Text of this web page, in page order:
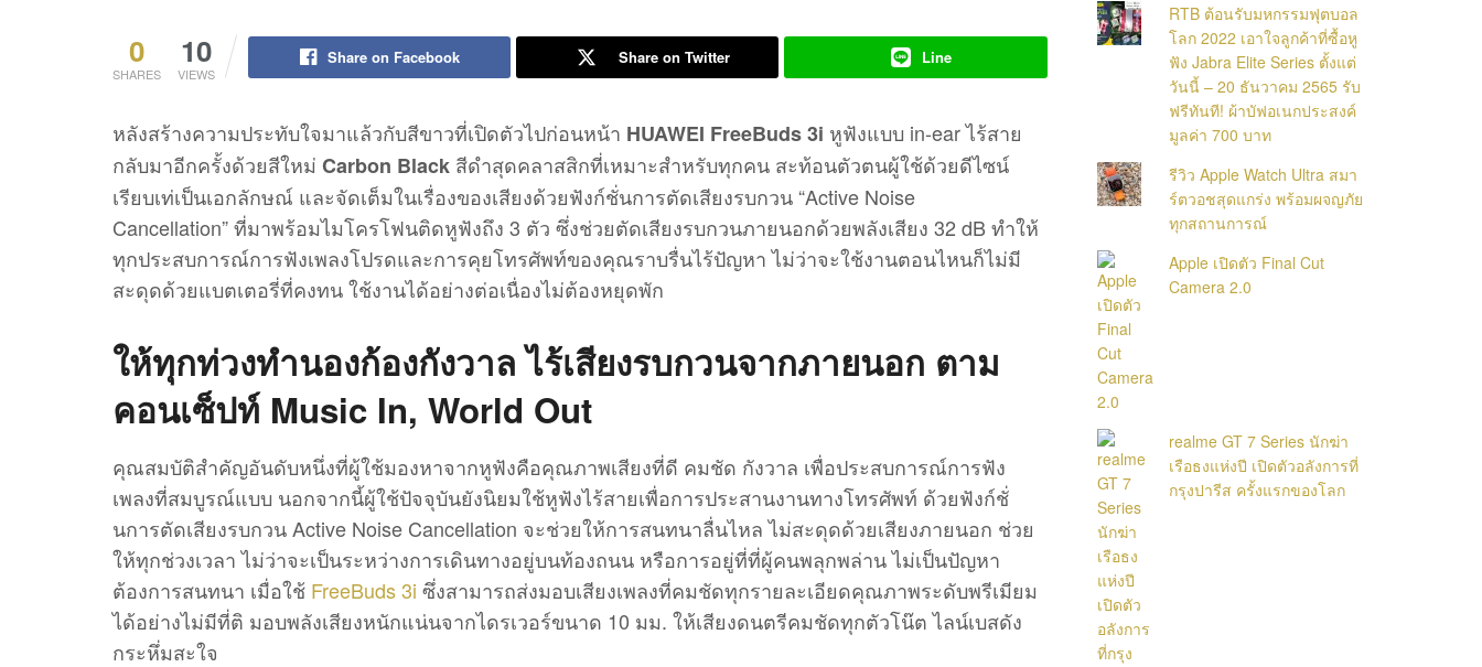
0
SHARES
10
VIEWS
Share on Facebook Share on Twitter Line
หลังสร้างความประทับใจมาแล้วกับสีขาวที่เปิดตัวไปก่อนหน้า HUAWEI FreeBuds 3i หูฟังแบบ in-ear ไร้สาย
กลับมาอีกครั้งด้วยสีใหม่ Carbon Black สีดำสุดคลาสสิกที่เหมาะสำหรับทุกคน สะท้อนตัวตนผู้ใช้ด้วยดีไซน์
เรียบเท่เป็นเอกลักษณ์ และจัดเต็มในเรื่องของเสียงด้วยฟังก์ชั่นการตัดเสียงรบกวน “Active Noise
Cancellation” ที่มาพร้อมไมโครโฟนติดหูฟังถึง 3 ตัว ซึ่งช่วยตัดเสียงรบกวนภายนอกด้วยพลังเสียง 32 dB ทำให้
ทุกประสบการณ์การฟังเพลงโปรดและการคุยโทรศัพท์ของคุณราบรื่นไร้ปัญหา ไม่ว่าจะใช้งานตอนไหนก็ไม่มี
สะดุดด้วยแบตเตอรี่ที่คงทน ใช้งานได้อย่างต่อเนื่องไม่ต้องหยุดพัก
ให้ทุกท่วงทำนองก้องกังวาล ไร้เสียงรบกวนจากภายนอก ตาม
คอนเซ็ปท์ Music In, World Out
คุณสมบัติสำคัญอันดับหนึ่งที่ผู้ใช้มองหาจากหูฟังคือคุณภาพเสียงที่ดี คมชัด กังวาล เพื่อประสบการณ์การฟัง
เพลงที่สมบูรณ์แบบ นอกจากนี้ผู้ใช้ปัจจุบันยังนิยมใช้หูฟังไร้สายเพื่อการประสานงานทางโทรศัพท์ ด้วยฟังก์ชั่
นการตัดเสียงรบกวน Active Noise Cancellation จะช่วยให้การสนทนาลื่นไหล ไม่สะดุดด้วยเสียงภายนอก ช่วย
ให้ทุกช่วงเวลา ไม่ว่าจะเป็นระหว่างการเดินทางอยู่บนท้องถนน หรือการอยู่ที่ที่ผู้คนพลุกพล่าน ไม่เป็นปัญหา
ต้องการสนทนา เมื่อใช้ FreeBuds 3i ซึ่งสามารถส่งมอบเสียงเพลงที่คมชัดทุกรายละเอียดคุณภาพระดับพรีเมียม
ได้อย่างไม่มีที่ติ มอบพลังเสียงหนักแน่นจากไดรเวอร์ขนาด 10 มม. ให้เสียงดนตรีคมชัดทุกตัวโน๊ต ไลน์เบสดัง
กระหึ่มสะใจ
RTB ต้อนรับมหกรรมฟุตบอล
โลก 2022 เอาใจลูกค้าที่ซื้อหู
ฟัง Jabra Elite Series ตั้งแต่
วันนี้ – 20 ธันวาคม 2565 รับ
ฟรีทันที! ผ้าบัฟอเนกประสงค์
มูลค่า 700 บาท
รีวิว Apple Watch Ultra สมา
ร์ตวอชสุดแกร่ง พร้อมผจญภัย
ทุกสถานการณ์
Apple เปิดตัว Final Cut
Camera 2.0
realme GT 7 Series นักฆ่า
เรือธงแห่งปี เปิดตัวอลังการที่
กรุงปารีส ครั้งแรกของโลก